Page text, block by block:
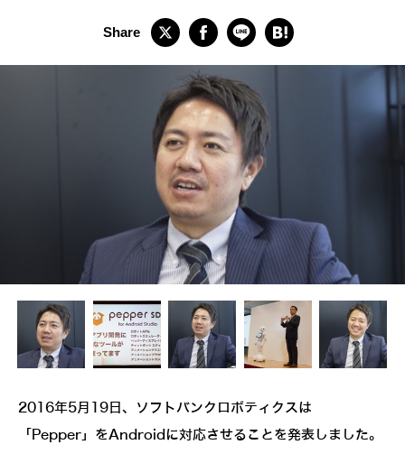
2016年5月19日、ソフトバンクロボティクスは
「Pepper」をAndroidに対応させることを発表しました。